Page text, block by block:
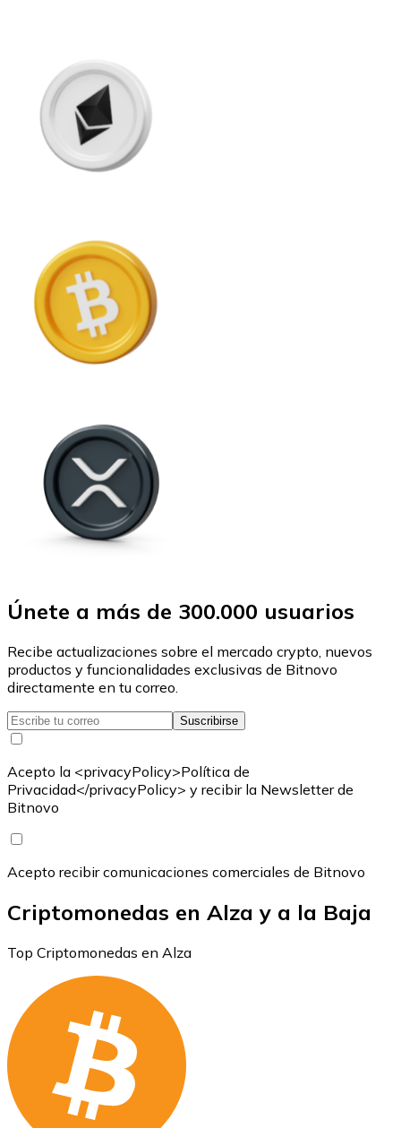
Únete a más de 300.000 usuarios
Recibe actualizaciones sobre el mercado crypto, nuevos
productos y funcionalidades exclusivas de Bitnovo
directamente en tu correo.
Suscribirse
Acepto la <privacyPolicy>Política de
Privacidad</privacyPolicy> y recibir la Newsletter de
Bitnovo
Acepto recibir comunicaciones comerciales de Bitnovo
Criptomonedas en Alza y a la Baja
Top Criptomonedas en Alza